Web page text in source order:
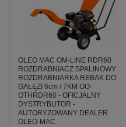
OLEO MAC OM-LINE RDR60
ROZDRABNIACZ SPALINOWY
ROZDRABNIARKA REBAK DO
GAŁĘZI 6cm / 7KM OO-
OTHRDR60 - OFICJALNY
DYSTRYBUTOR -
AUTORYZOWANY DEALER
OLEO-MAC